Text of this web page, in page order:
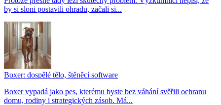
by si sloni postavili ohradu, začali si...
Boxer: dospělé tělo, štěněcí software
Boxer vypadá jako pes, kterému byste bez váhání svěřili ochranu
domu, rodiny i strategických zásob. Má...